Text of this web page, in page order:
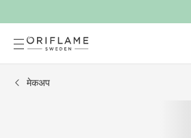
मेकअप